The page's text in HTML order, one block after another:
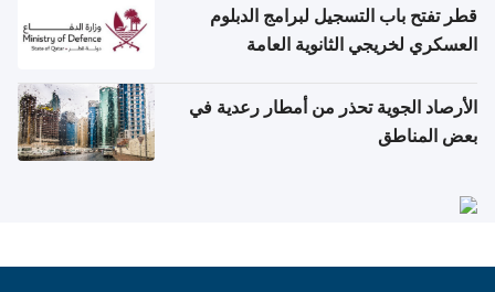
قطر تفتح باب التسجيل لبرامج الدبلوم
العسكري لخريجي الثانوية العامة
الأرصاد الجوية تحذر من أمطار رعدية في
بعض المناطق